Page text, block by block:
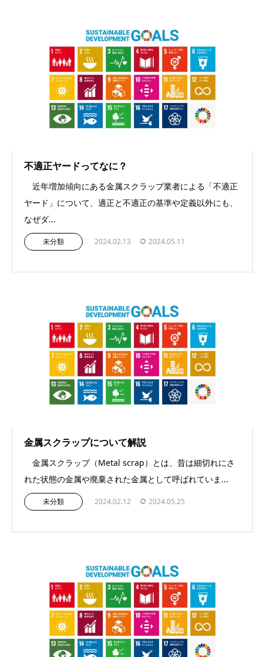
不適正ヤードってなに？
近年増加傾向にある金属スクラップ業者による「不適正
ヤード」について、適正と不適正の基準や定義以外にも、
なぜダ...
未分類 2024.02.13 2024.05.11
金属スクラップについて解説
金属スクラップ（Metal scrap）とは、昔は細切れにさ
れた状態の金属や廃棄された金属として呼ばれていま...
未分類 2024.02.12 2024.05.25